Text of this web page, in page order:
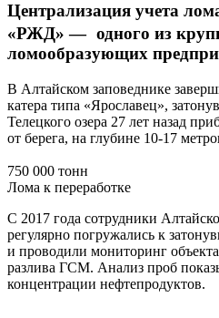
Централизация учета
«РЖД» — одного из
ломообразующих
В Алтайском заповеднике
катера типа «Ярославец»,
Телецкого озера 27 лет назад
от берега, на глубине 10-17
750 000 тонн
Лома к переработке
С 2017 года сотрудники
регулярно погружались к
и проводили мониторинг
разлива ГСМ. Анализ проб
концентрации нефтепродуктов.